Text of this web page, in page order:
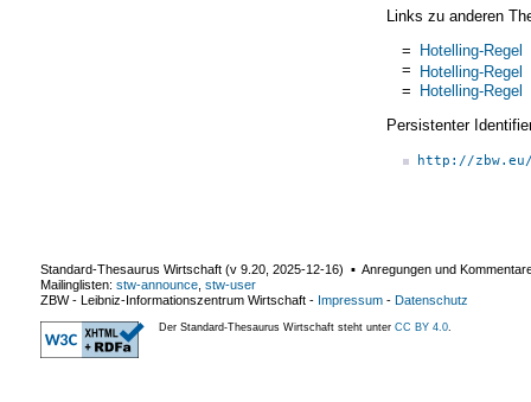
Links zu anderen
= Hotelling-Regel
= Hotelling-Regel
= Hotelling-Regel
Persistenter
http://
Standard-Thesaurus Wirtschaft (v 9.20 2025-12-16) ▪ Anregungen und
Mailinglisten: stw-announce stw-user
ZBW - Leibniz-Informationszentrum Wirtschaft - Impressum - Datenschutz
Der Standard-Thesaurus Wirtschaft steht unter CC BY 4.0